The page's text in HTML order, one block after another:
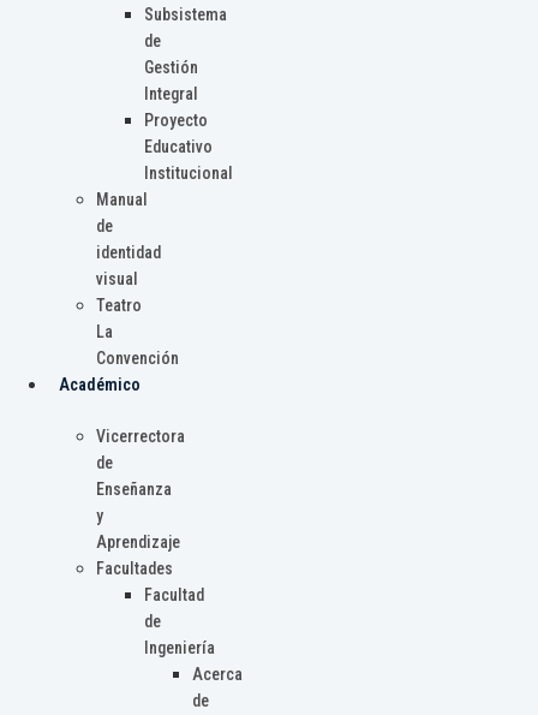
Subsistema
de
Gestión
Integral
Proyecto
Educativo
Institucional
Manual
de
identidad
visual
Teatro
La
Convención
Académico
Vicerrectora
de
Enseñanza
y
Aprendizaje
Facultades
Facultad
de
Ingeniería
Acerca
de